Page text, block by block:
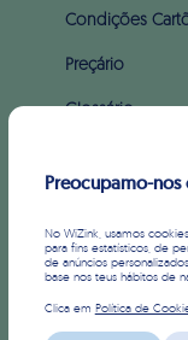
Condições
Preçário
Glossário
Sobre nós
Imprensa
Preocupamo-
No WiZink, usamos
para fins estatísticos, de
de anúncios
base nos teus hábitos de
Clica em Política de